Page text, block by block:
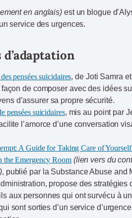
en anglais) est un blogue
service des urgences.
pensées suicidaires, de Joti Samra
de composer avec des idées
d’assurer sa propre sécurité.
pensées suicidaires, mis au point par
l’amorce d’une conversation
A Guide for Taking Care of
the Emergency Room (lien vers du
, publié par la Substance Abuse and
propose des stratégies
aux personnes qui ont survécu à
sont sorties d’un service